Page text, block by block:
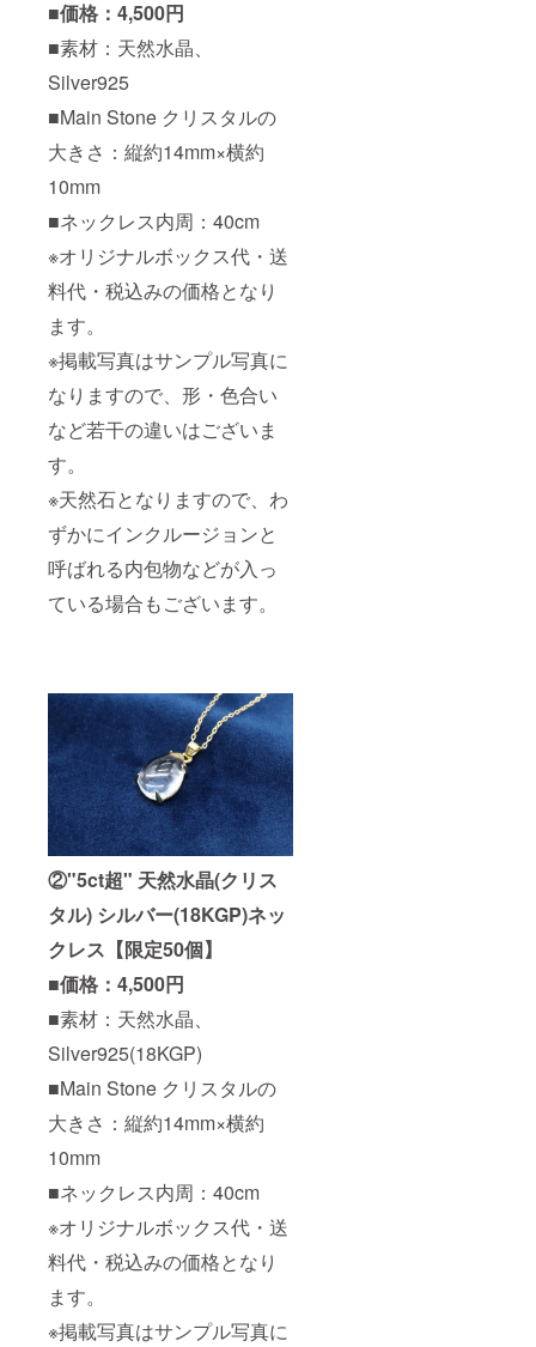
■価格：4,500円
■素材：天然水晶、
Silver925
■Main Stone クリスタルの
大きさ：縦約14mm×横約
10mm
■ネックレス内周：40cm
※オリジナルボックス代・送
料代・税込みの価格となり
ます。
※掲載写真はサンプル写真に
なりますので、形・色合い
など若干の違いはございま
す。
※天然石となりますので、わ
ずかにインクルージョンと
呼ばれる内包物などが入っ
ている場合もございます。
②"5ct超" 天然水晶(クリス
タル) シルバー(18KGP)ネッ
クレス【限定50個】
■価格：4,500円
■素材：天然水晶、
Silver925(18KGP)
■Main Stone クリスタルの
大きさ：縦約14mm×横約
10mm
■ネックレス内周：40cm
※オリジナルボックス代・送
料代・税込みの価格となり
ます。
※掲載写真はサンプル写真に